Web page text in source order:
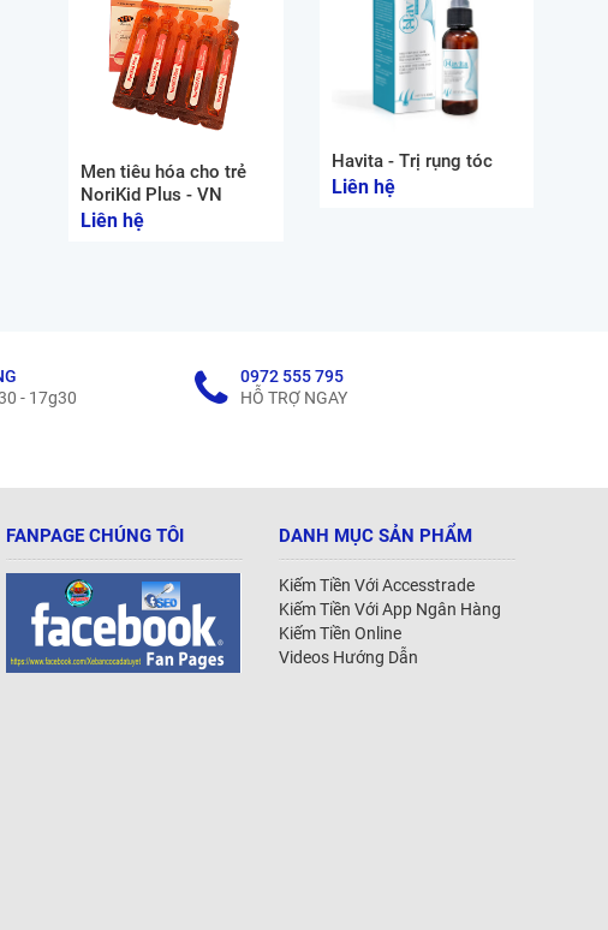
Men tiêu hóa cho trẻ
NoriKid Plus - VN
Liên hệ
Havita - Trị rụng tóc
Liên hệ
- 17g30
0972 555 795
HỖ TRỢ NGAY
FANPAGE CHÚNG TÔI DANH MỤC SẢN PHẨM
Kiếm Tiền Với Accesstrade
Kiếm Tiền Với App Ngân Hàng
Kiếm Tiền Online
Videos Hướng Dẫn